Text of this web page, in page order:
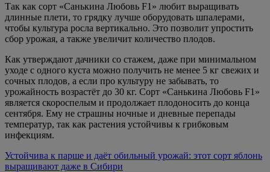
Так как сорт «Санькина Любовь F1» любит выращивать
длинные плети, то грядку лучше оборудовать шпалерами,
чтобы культура росла вертикально. Это позволит упростить
сбор урожая, а также увеличит количество плодов.
Как утверждают дачники со стажем, даже при минимальном
уходе с одного куста можно получить не менее 5 кг свежих и
сочных плодов, а если про культуру не забывать, то
урожайность возрастёт до 30 кг. Сорт «Санькина Любовь F1»
является скороспелым и продолжает плодоносить до конца
сентября. Ему не страшны ночные и дневные перепады
температур, так как растения устойчивы к грибковым
инфекциям.
Устойчива к парше и даёт обильный урожай: этот сорт яблонь
выращивают даже в Сибири